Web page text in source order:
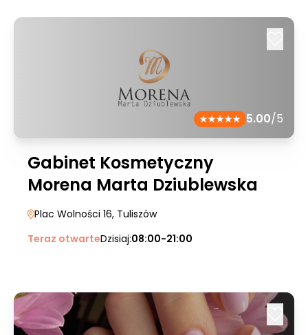
5.00/5
Gabinet Kosmetyczny
Morena Marta Dziublewska
Plac Wolności 16, Tuliszów
Teraz otwarteDzisiaj:08:00-21:00